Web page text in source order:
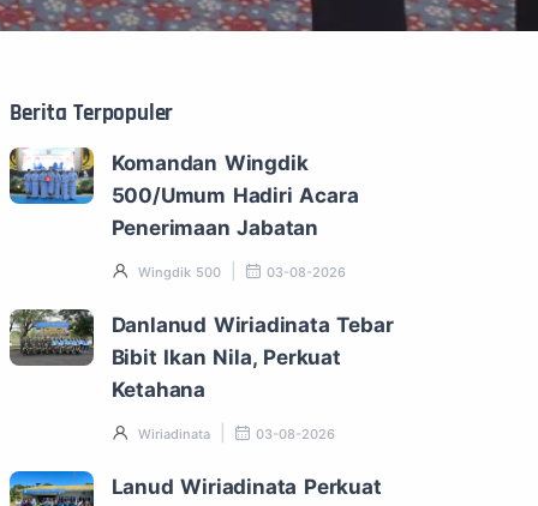
Berita Terpopuler
Komandan Wingdik
500/Umum Hadiri Acara
Penerimaan Jabatan
Wingdik 500 03-08-2026
Danlanud Wiriadinata Tebar
Bibit Ikan Nila, Perkuat
Ketahana
Wiriadinata 03-08-2026
Lanud Wiriadinata Perkuat